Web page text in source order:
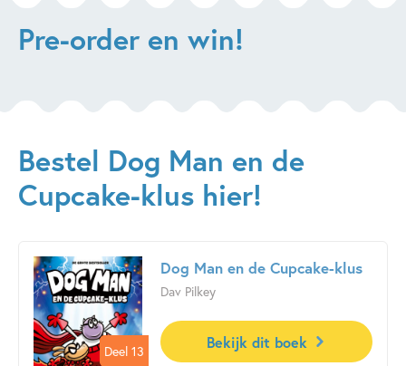
Pre-order en win!
Bestel Dog Man en de
Cupcake-klus hier!
Deel 13
Deel 13
Dog Man en de Cupcake-klus
Dav Pilkey
Bekijk dit boek